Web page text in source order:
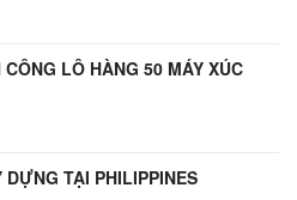
LÔ HÀNG 50 MÁY XÚC
TẠI PHILIPPINES